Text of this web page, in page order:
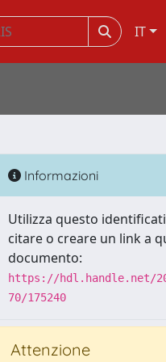
IT
Informazioni
Utilizza questo
citare o creare un link a
documento:
https://hdl.handle.net/
70/175240
Attenzione